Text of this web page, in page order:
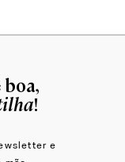
boa,
!
e